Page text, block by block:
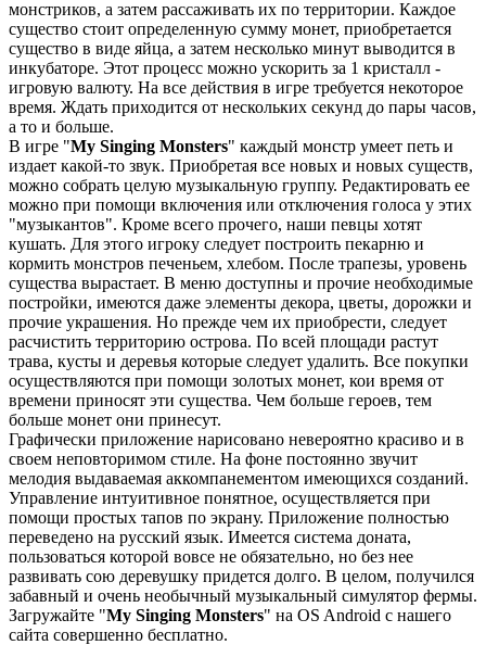
монстриков, а затем рассаживать их по территории. Каждое
существо стоит определенную сумму монет, приобретается
существо в виде яйца, а затем несколько минут выводится в
инкубаторе. Этот процесс можно ускорить за 1 кристалл -
игровую валюту. На все действия в игре требуется некоторое
время. Ждать приходится от нескольких секунд до пары часов,
а то и больше.
В игре "My Singing Monsters" каждый монстр умеет петь и
издает какой-то звук. Приобретая все новых и новых существ,
можно собрать целую музыкальную группу. Редактировать ее
можно при помощи включения или отключения голоса у этих
"музыкантов". Кроме всего прочего, наши певцы хотят
кушать. Для этого игроку следует построить пекарню и
кормить монстров печеньем, хлебом. После трапезы, уровень
существа вырастает. В меню доступны и прочие необходимые
постройки, имеются даже элементы декора, цветы, дорожки и
прочие украшения. Но прежде чем их приобрести, следует
расчистить территорию острова. По всей площади растут
трава, кусты и деревья которые следует удалить. Все покупки
осуществляются при помощи золотых монет, кои время от
времени приносят эти существа. Чем больше героев, тем
больше монет они принесут.
Графически приложение нарисовано невероятно красиво и в
своем неповторимом стиле. На фоне постоянно звучит
мелодия выдаваемая аккомпанементом имеющихся созданий.
Управление интуитивное понятное, осуществляется при
помощи простых тапов по экрану. Приложение полностью
переведено на русский язык. Имеется система доната,
пользоваться которой вовсе не обязательно, но без нее
развивать сою деревушку придется долго. В целом, получился
забавный и очень необычный музыкальный симулятор фермы.
Загружайте "My Singing Monsters" на OS Android с нашего
сайта совершенно бесплатно.